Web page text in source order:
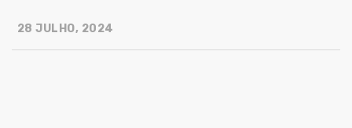
28 JULHO, 2024